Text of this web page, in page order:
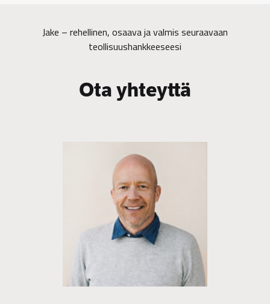
Jake – rehellinen, osaava ja valmis seuraavaan
teollisuushankkeeseesi
Ota yhteyttä